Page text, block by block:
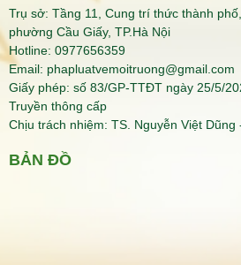
Trụ sở: Tầng 11, Cung trí thức thành
phường Cầu Giấy, TP.Hà Nội
Hotline: 0977656359
Email: phapluatvemoitruong@gmail.com
Giấy phép: số 83/GP-TTĐT ngày 25/5/
Truyền thông cấp
Chịu trách nhiệm: TS. Nguyễn Việt Dũng
BẢN ĐỒ